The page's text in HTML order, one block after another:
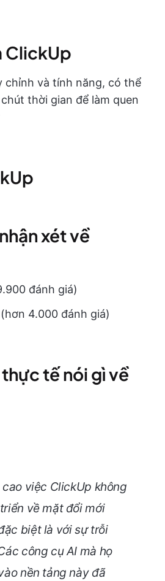
ClickUp
chỉnh và tính năng, có thể
thời gian để làm quen
xét về
đánh giá)
4.000 đánh giá)
tế nói gì về
cao việc ClickUp không
về mặt đổi mới
biệt là với sự trỗi
công cụ AI mà họ
nền tảng này đã